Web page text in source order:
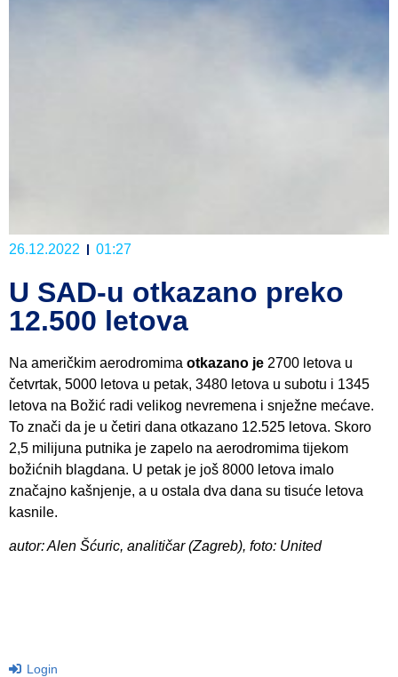
26.12.2022 01:27
U SAD-u otkazano preko
12.500 letova
Na američkim aerodromima otkazano je 2700 letova u
četvrtak, 5000 letova u petak, 3480 letova u subotu i 1345
letova na Božić radi velikog nevremena i snježne mećave.
To znači da je u četiri dana otkazano 12.525 letova. Skoro
2,5 milijuna putnika je zapelo na aerodromima tijekom
božićnih blagdana. U petak je još 8000 letova imalo
značajno kašnjenje, a u ostala dva dana su tisuće letova
kasnile.
autor: Alen Šćuric, analitičar (Zagreb), foto: United
Login